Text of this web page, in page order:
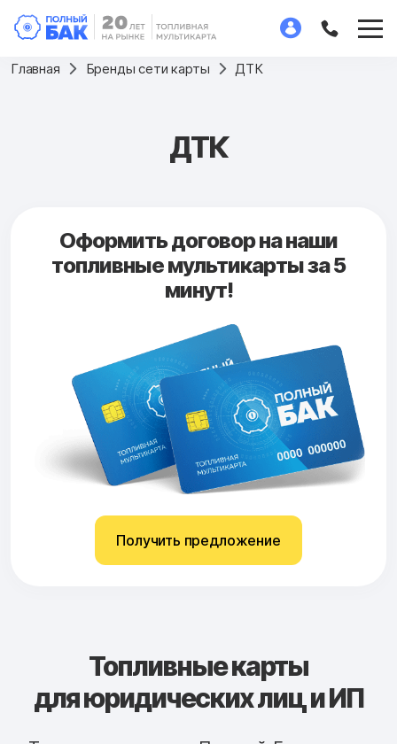
Главная Бренды сети карты ДТК
ДТК
Оформить договор на наши
топливные мультикарты за 5
минут!
Получить предложение
Топливные карты
для юридических лиц и ИП